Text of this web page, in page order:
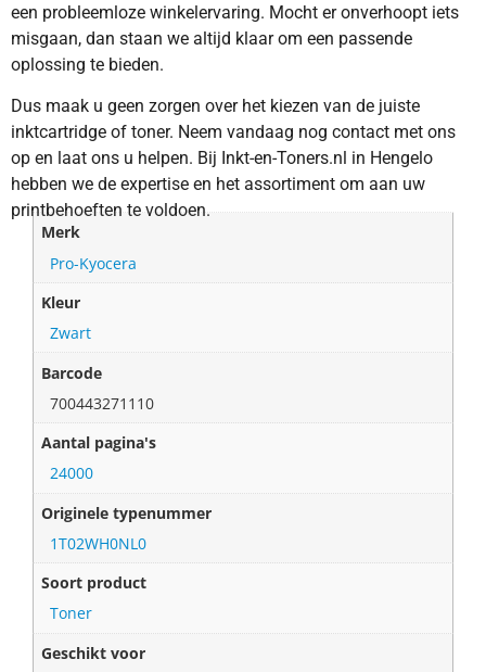
een probleemloze winkelervaring. Mocht er onverhoopt iets
misgaan, dan staan we altijd klaar om een passende
oplossing te bieden.
Dus maak u geen zorgen over het kiezen van de juiste
inktcartridge of toner. Neem vandaag nog contact met ons
op en laat ons u helpen. Bij Inkt-en-Toners.nl in Hengelo
hebben we de expertise en het assortiment om aan uw
printbehoeften te voldoen.
Merk
Pro-Kyocera
Kleur
Zwart
Barcode
700443271110
Aantal pagina's
24000
Originele typenummer
1T02WH0NL0
Soort product
Toner
Geschikt voor